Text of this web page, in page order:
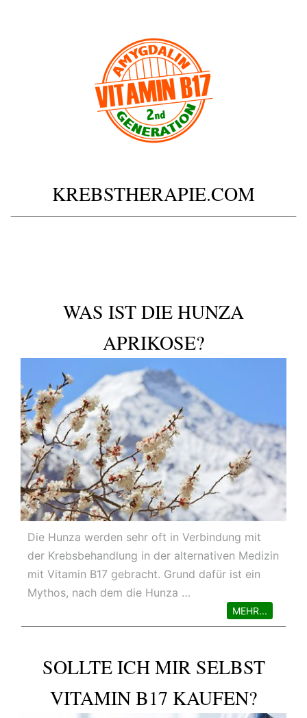
KREBSTHERAPIE.COM
WAS IST DIE HUNZA
APRIKOSE?
Die Hunza werden sehr oft in Verbindung mit
der Krebsbehandlung in der alternativen Medizin
mit Vitamin B17 gebracht. Grund dafür ist ein
Mythos, nach dem die Hunza …
MEHR...
SOLLTE ICH MIR SELBST
VITAMIN B17 KAUFEN?